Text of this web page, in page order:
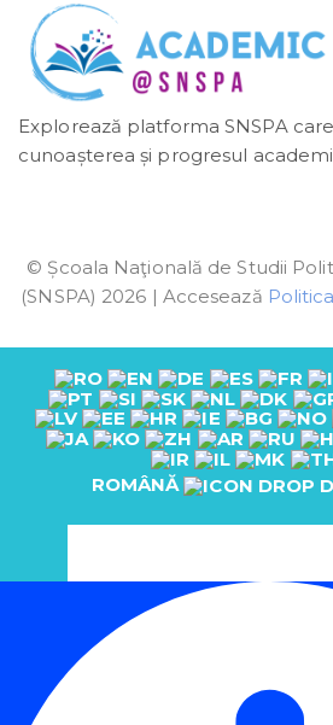
Explorează platforma SNSPA
cunoașterea și progresul
© Școala Naţională de Studii
(SNSPA) 2026 | Accesează
ROMÂNĂ